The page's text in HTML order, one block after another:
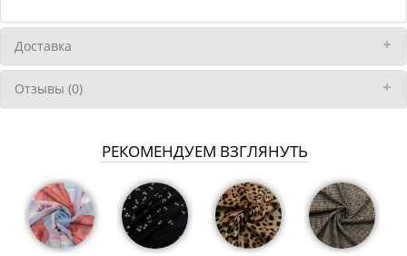
Доставка
Отзывы (0)
РЕКОМЕНДУЕМ ВЗГЛЯНУТЬ